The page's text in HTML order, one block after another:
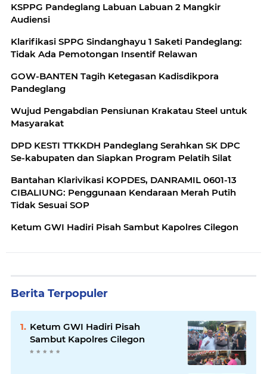
KSPPG Pandeglang Labuan Labuan 2 Mangkir
Audiensi
Klarifikasi SPPG Sindanghayu 1 Saketi Pandeglang:
Tidak Ada Pemotongan Insentif Relawan
GOW-BANTEN Tagih Ketegasan Kadisdikpora
Pandeglang
Wujud Pengabdian Pensiunan Krakatau Steel untuk
Masyarakat
DPD KESTI TTKKDH Pandeglang Serahkan SK DPC
Se-kabupaten dan Siapkan Program Pelatih Silat
Bantahan Klarivikasi KOPDES, DANRAMIL 0601-13
CIBALIUNG: Penggunaan Kendaraan Merah Putih
Tidak Sesuai SOP
Ketum GWI Hadiri Pisah Sambut Kapolres Cilegon
Berita Terpopuler
Ketum GWI Hadiri Pisah
Sambut Kapolres Cilegon